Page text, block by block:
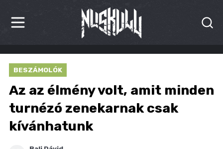
HÍREK
KRITIKÁK
BESZÁMOLÓK
INTERJÚK
BESZÁMOLÓK
Az az élmény volt, amit minden
turnézó zenekarnak csak
kívánhatunk